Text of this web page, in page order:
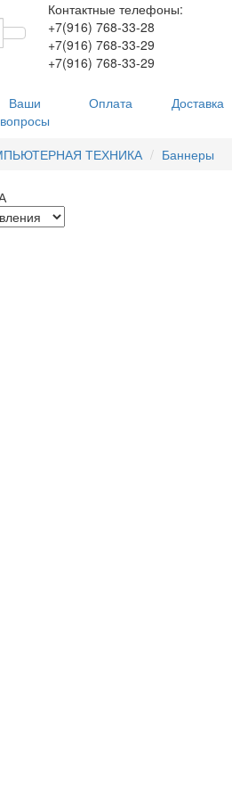
Контактные телефоны:
+7(916) 768-33-28
+7(916) 768-33-29
+7(916) 768-33-29
Ваши
вопросы
Оплата Доставка
ТЕХНИКА Баннеры